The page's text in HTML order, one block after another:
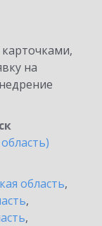
на
область,
,
,